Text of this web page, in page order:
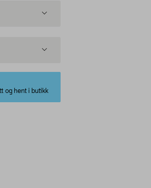
og hent i butikk